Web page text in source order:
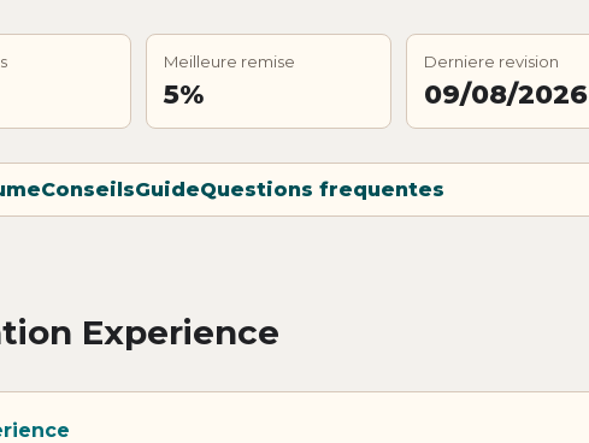
Meilleure remise
5%
Derniere revision
09/08/2026
ConseilsGuideQuestions frequentes
Experience